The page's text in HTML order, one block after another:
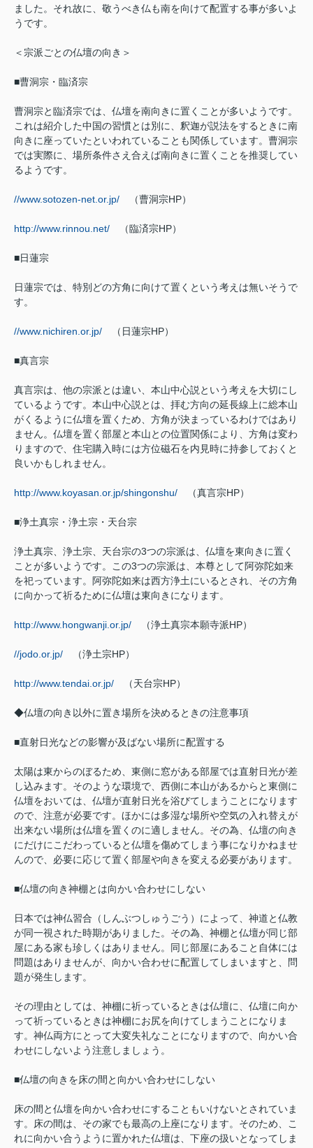
ました。それ故に、敬うべき仏も南を向けて配置する事が多いよ
うです。
＜宗派ごとの仏壇の向き＞
■曹洞宗・臨済宗
曹洞宗と臨済宗では、仏壇を南向きに置くことが多いようです。
これは紹介した中国の習慣とは別に、釈迦が説法をするときに南
向きに座っていたといわれていることも関係しています。曹洞宗
では実際に、場所条件さえ合えば南向きに置くことを推奨してい
るようです。
//www.sotozen-net.or.jp/ （曹洞宗HP）
http://www.rinnou.net/ （臨済宗HP）
■日蓮宗
日蓮宗では、特別どの方角に向けて置くという考えは無いそうで
す。
//www.nichiren.or.jp/ （日蓮宗HP）
■真言宗
真言宗は、他の宗派とは違い、本山中心説という考えを大切にし
ているようです。本山中心説とは、拝む方向の延長線上に総本山
がくるように仏壇を置くため、方角が決まっているわけではあり
ません。仏壇を置く部屋と本山との位置関係により、方角は変わ
りますので、住宅購入時には方位磁石を内見時に持参しておくと
良いかもしれません。
http://www.koyasan.or.jp/shingonshu/ （真言宗HP）
■浄土真宗・浄土宗・天台宗
浄土真宗、浄土宗、天台宗の3つの宗派は、仏壇を東向きに置く
ことが多いようです。この3つの宗派は、本尊として阿弥陀如来
を祀っています。阿弥陀如来は西方浄土にいるとされ、その方角
に向かって祈るために仏壇は東向きになります。
http://www.hongwanji.or.jp/ （浄土真宗本願寺派HP）
//jodo.or.jp/ （浄土宗HP）
http://www.tendai.or.jp/ （天台宗HP）
◆仏壇の向き以外に置き場所を決めるときの注意事項
■直射日光などの影響が及ばない場所に配置する
太陽は東からのぼるため、東側に窓がある部屋では直射日光が差
し込みます。そのような環境で、西側に本山があるからと東側に
仏壇をおいては、仏壇が直射日光を浴びてしまうことになります
ので、注意が必要です。ほかには多湿な場所や空気の入れ替えが
出来ない場所は仏壇を置くのに適しません。その為、仏壇の向き
にだけにこだわっていると仏壇を傷めてしまう事になりかねませ
んので、必要に応じて置く部屋や向きを変える必要があります。
■仏壇の向き神棚とは向かい合わせにしない
日本では神仏習合（しんぶつしゅうごう）によって、神道と仏教
が同一視された時期がありました。その為、神棚と仏壇が同じ部
屋にある家も珍しくはありません。同じ部屋にあること自体には
問題はありませんが、向かい合わせに配置してしまいますと、問
題が発生します。
その理由としては、神棚に祈っているときは仏壇に、仏壇に向か
って祈っているときは神棚にお尻を向けてしまうことになりま
す。神仏両方にとって大変失礼なことになりますので、向かい合
わせにしないよう注意しましょう。
■仏壇の向きを床の間と向かい合わせにしない
床の間と仏壇を向かい合わせにすることもいけないとされていま
す。床の間は、その家でも最高の上座になります。そのため、こ
れに向かい合うように置かれた仏壇は、下座の扱いとなってしま